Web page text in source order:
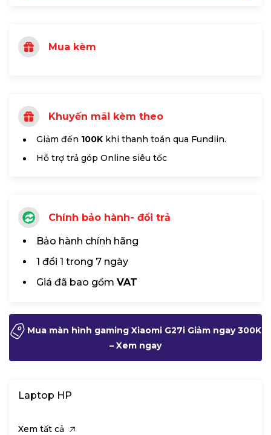
Mua kèm
Khuyến mãi kèm theo
Giảm đến 100K khi thanh toán qua Fundiin.
Hỗ trợ trả góp Online siêu tốc
Chính bảo hành- đổi trả
Bảo hành chính hãng
1 đổi 1 trong 7 ngày
Giá đã bao gồm VAT
Mua màn hình gaming Xiaomi G27i Giảm ngay 300K
– Xem ngay
Laptop HP
Xem tất cả